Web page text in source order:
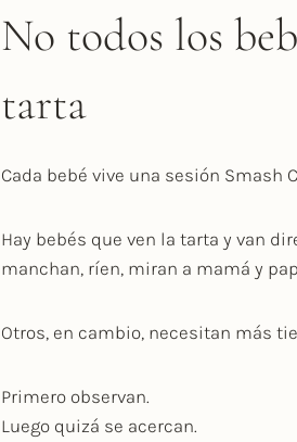
No todos los
tarta
Cada bebé vive una sesión Smash
Hay bebés que ven la tarta y van
manchan, ríen, miran a mamá y
Otros, en cambio, necesitan más
Primero observan.
Luego quizá se acercan.